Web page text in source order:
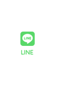
LINE